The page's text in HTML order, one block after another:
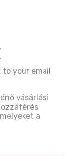
to your email
vásárlási
a